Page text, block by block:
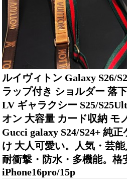
ルイヴィトン Galaxy S26/
ラップ付き ショルダー 落
LV ギャラクシー S25/
オン 大容量 カード収納 モ
Gucci galaxy S24/S24+ 純
け 大人可愛い。人気・芸能
耐衝撃・防水・多機能。格
iPhone16pro/15p